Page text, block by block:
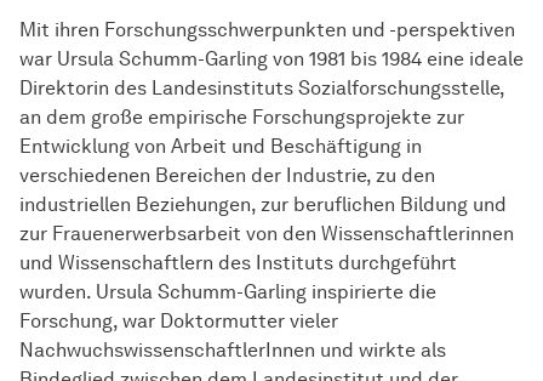
Mit ihren Forschungsschwerpunkten und -perspektiven
war Ursula Schumm-Garling von 1981 bis 1984 eine ideale
Direktorin des Landesinstituts Sozial­forschungs­stelle,
an dem große empirische Forschungsprojekte zur
Entwicklung von Arbeit und Beschäftigung in
verschiedenen Bereichen der Industrie, zu den
industriellen Beziehungen, zur beruflichen Bildung und
zur Frauenerwerbsarbeit von den Wissenschaftlerinnen
und Wissenschaftlern des Instituts durchgeführt
wurden. Ursula Schumm-Garling inspirierte die
Forschung, war Doktormutter vieler
NachwuchswissenschaftlerInnen und wirkte als